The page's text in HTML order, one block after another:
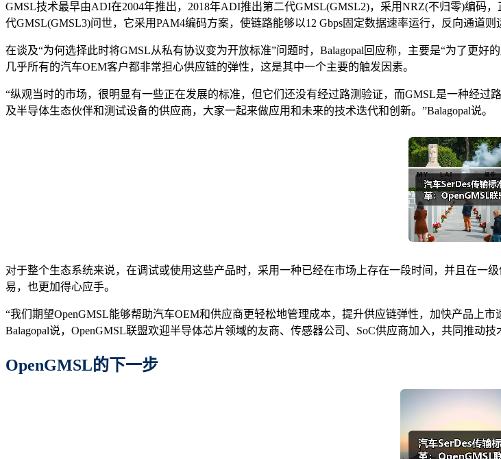
GMSL技术最早由ADI在2004年推出，2018年ADI推出第二代GMSL(GMSL2)，采用NRZ(不归零)编码
代GMSL(GMSL3)问世，它采用PAM4编码方案，使链路能够以12 Gbps固定数据速率运行，反向通道则
在谈及“为何选择此时将GMSL从私有协议变为开放标准”问题时，Balagopal回应称，主要是“为了更
几乎所有的汽车OEM客户都非常担心供应链的弹性，这是其中一个主要的触发因素。
“纵观当时的市场，很明显有一些正在发展的标准，但它们还没有经过路测验证，而GMSL是一种经
及半导体生态伙伴和测试设备的供应商，大家一起来做应用和未来的技术迭代和创新。”Balagopal说。
对于整个生态系统来说，在调试或使用这些产品时，采用一种已经在市场上存在一段时间，并且在一
易，也更加得心应手。
“我们期望OpenGMSL能够帮助汽车OEM和供应商更轻松地管理成本，提升供应链弹性，加快产品上
Balagopal说，OpenGMSL联盟欢迎半导体芯片领域的友商、传感器公司、SoC供应商加入，共同推动
OpenGMSL的下一步